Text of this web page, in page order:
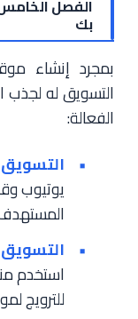
الفصل
بك
بمجرد إنشاء
التسويق له لجذب
الفعالة:
يوتيوب
استخدم
للترويج